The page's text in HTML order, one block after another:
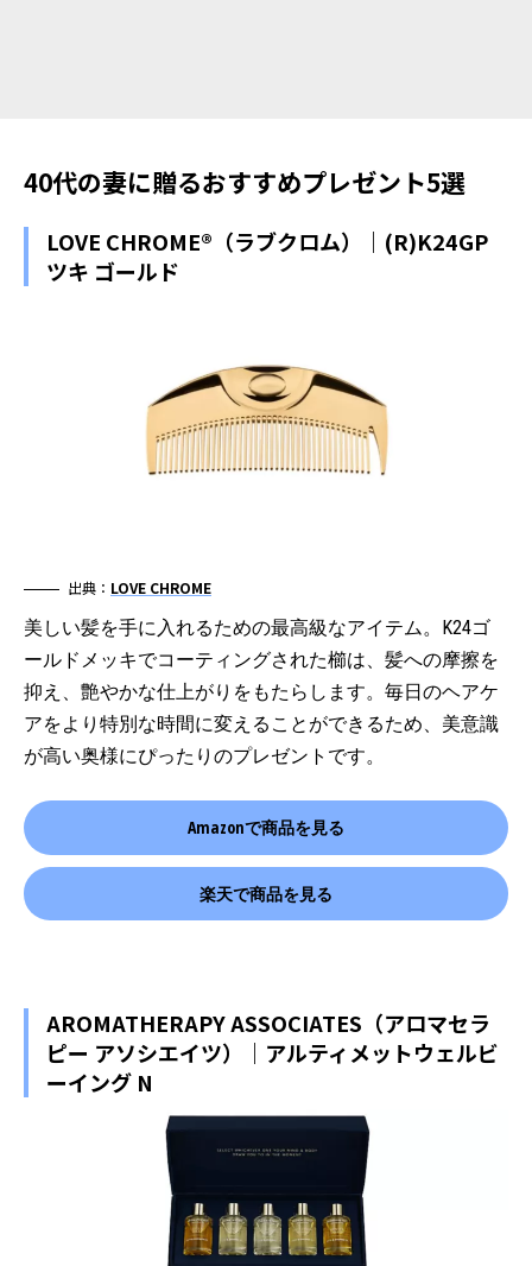
40代の妻に贈るおすすめプレゼント5選
LOVE CHROME®（ラブクロム）｜(R)K24GP
ツキ ゴールド
出典： LOVE CHROME
美しい髪を手に入れるための最高級なアイテム。K24ゴ
ールドメッキでコーティングされた櫛は、髪への摩擦を
抑え、艶やかな仕上がりをもたらします。毎日のヘアケ
アをより特別な時間に変えることができるため、美意識
が高い奥様にぴったりのプレゼントです。
Amazonで商品を見る
楽天で商品を見る
AROMATHERAPY ASSOCIATES（アロマセラ
ピー アソシエイツ）｜アルティメットウェルビ
ーイング N